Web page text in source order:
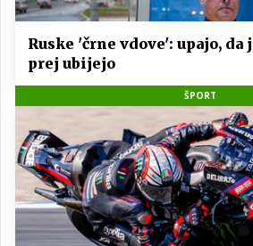
Ruske 'črne vdove': upajo, da
prej ubijejo
ŠPORT